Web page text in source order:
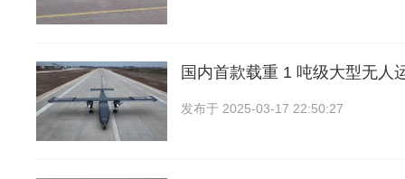
国内首款载重 1 吨级大型无人
发布于 2025-03-17 22:50:27